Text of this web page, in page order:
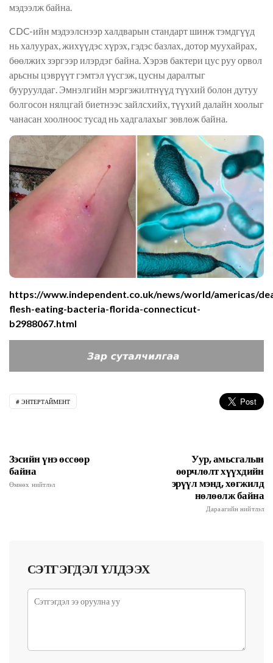
мэдээлжбайна.
CDC-ийн мэдээлснээр халдварын стандарт шинж тэмдгүүд
нь халуурах, жихүүдэс хүрэх, гэдэс базлах, дотор муухайрах,
бөөлжихзэргээр илэрдэг байна. Хэрэв бактери цусруу орвол
арьсны цэврүүт гэмтэлүүсгэж, цусны даралтыг
бууруулдаг. Эмнэлгийн мэргэжилтнүүд түүхий болон дутуу
болгосон нялцгай биетнээс зайлсхийх, түүхий далайн хоолыг
чанасан хоолноос тусад нь хадгалахыг зөвлөж байна.
https://www.independent.co.uk/news/world/americas/
flesh-eating-bacteria-florida-connecticut-
b2988067.html
ЭНТЕРТАЙМЕНТ
Зэсийн үнэ өссөөр
байна
Өмнөх нийтлэл
Уур, амьсгалын
өөрчлөлт хүүхдийн
эрүүл мэнд, хөгжилд
нөлөөлж байна
Дараагийн нийтлэл
СЭТГЭГДЭЛ ҮЛДЭЭХ